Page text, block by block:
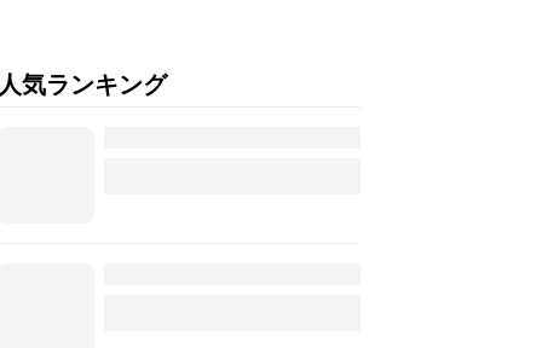
人気ランキング